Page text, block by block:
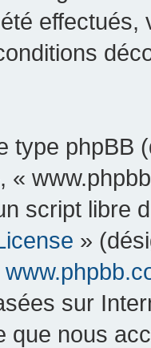
effectués,
type phpBB
«
script libre
»
sur
que nous